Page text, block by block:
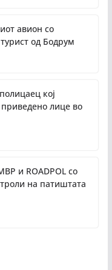
авион со
од Бодрум
кој
лице во
и ROADPOL со
на патиштата